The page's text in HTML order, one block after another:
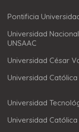
Pontificia
Universidad
UNSAAC
Universidad César
Universidad
Universidad
Universidad